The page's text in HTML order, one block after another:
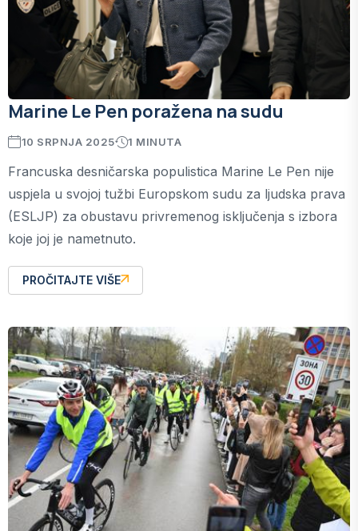
Marine Le Pen poražena na sudu
10 SRPNJA 2025 1 MINUTA
Francuska desničarska populistica Marine Le Pen nije
uspjela u svojoj tužbi Europskom sudu za ljudska prava
(ESLJP) za obustavu privremenog isključenja s izbora
koje joj je nametnuto.
PROČITAJTE VIŠE